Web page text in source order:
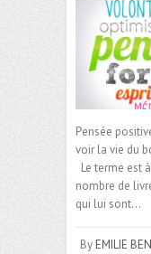
Pensée
voir la vie du
Le terme est
nombre de
qui lui sont…
By EMILIE